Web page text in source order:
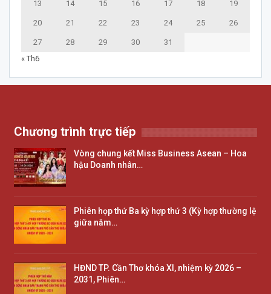
13 14 15 16 17 18 19
20 21 22 23 24 25 26
27 28 29 30
31
« Th6
Chương trình trực tiếp
Vòng chung kết Miss Business Asean – Hoa
hậu Doanh nhân…
Phiên họp thứ Ba kỳ hợp thứ 3 (Kỳ hợp thường lệ
giữa năm…
HĐND TP. Cần Thơ khóa XI, nhiệm kỳ 2026 –
2031, Phiên…